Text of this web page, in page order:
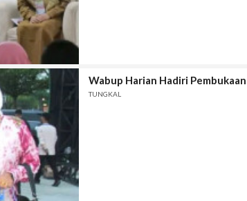
Wabup Harian Hadiri
TUNGKAL